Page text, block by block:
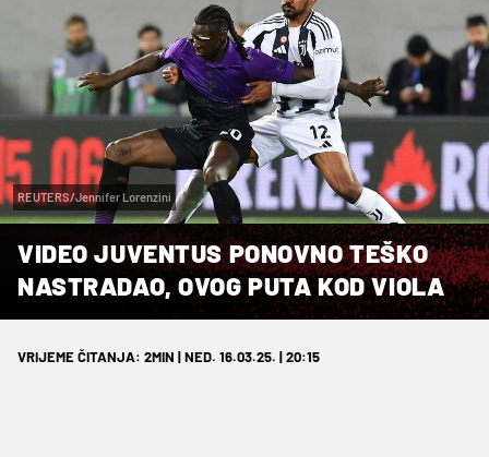
REUTERS/Jennifer Lorenzini
VIDEO JUVENTUS PONOVNO TEŠKO
NASTRADAO, OVOG PUTA KOD VIOLA
VRIJEME ČITANJA: 2MIN | NED. 16.03.25. | 20:15